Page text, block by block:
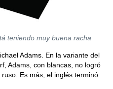
teniendo muy buena racha
Adams. En la variante del
Adams, con blancas, no logró
Es más, el inglés terminó